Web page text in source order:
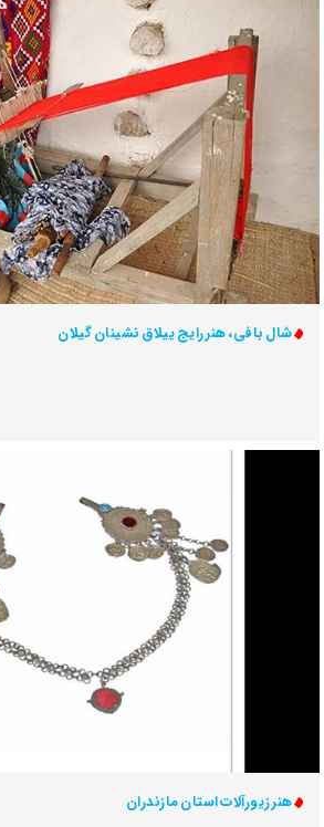
شال بافی، هنر رایج ییلاق نشینان گیلان
هنر زیورآلات استان مازندران